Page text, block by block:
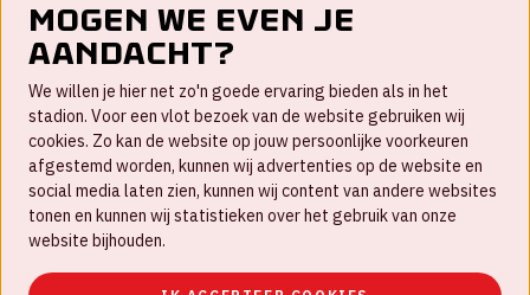
Werken bij
Disclaimer
Mogen we even je
aandacht?
We willen je hier net zo'n goede ervaring bieden als in het
stadion. Voor een vlot bezoek van de website gebruiken wij
cookies. Zo kan de website op jouw persoonlijke voorkeuren
afgestemd worden, kunnen wij advertenties op de website en
social media laten zien, kunnen wij content van andere websites
tonen en kunnen wij statistieken over het gebruik van onze
website bijhouden.